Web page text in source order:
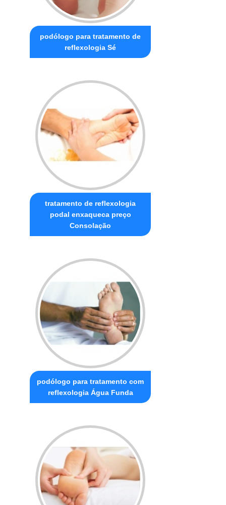
podólogo para tratamento de
reflexologia Sé
tratamento de reflexologia
podal enxaqueca preço
Consolação
podólogo para tratamento com
reflexologia Água Funda